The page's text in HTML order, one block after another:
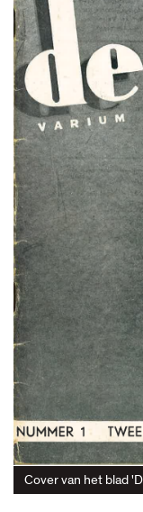
Cover van het blad